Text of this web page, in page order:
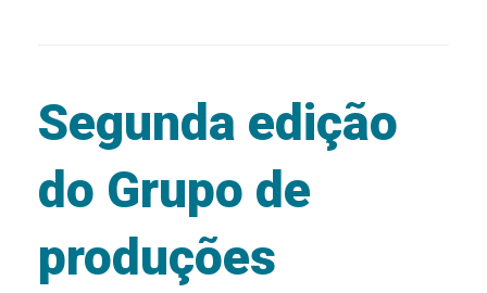
Segunda edição
do Grupo de
produções